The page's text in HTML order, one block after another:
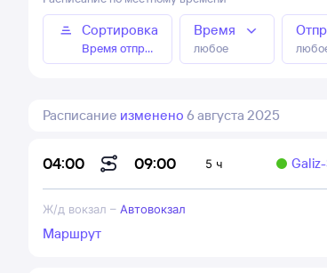
Сортировка
Время отправления
Время
любое
Расписание изменено 6 августа 2025
04:00 09:00 5 ч
Ж/д вокзал – Автовокзал
Маршрут